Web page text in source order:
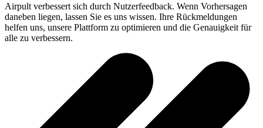
Airpult verbessert sich durch Nutzerfeedback. Wenn Vorhersagen
daneben liegen, lassen Sie es uns wissen. Ihre Rückmeldungen
helfen uns, unsere Plattform zu optimieren und die Genauigkeit für
alle zu verbessern.